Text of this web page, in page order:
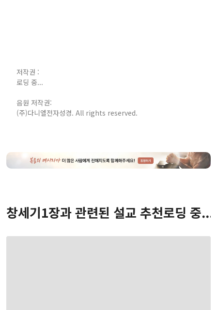
저작권 :
로딩 중...
음원 저작권:
(주)다니엘전자성경. All rights reserved.
창세기1장과 관련된 설교 추천로딩 중...